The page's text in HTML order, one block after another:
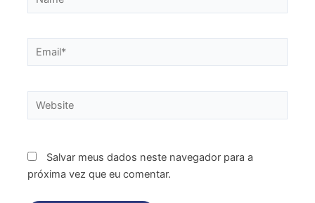
Email*
Website
Salvar meus dados neste navegador para a
próxima vez que eu comentar.